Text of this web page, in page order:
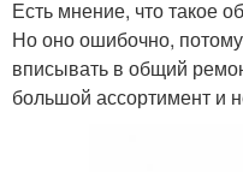
Есть мнение, что такое
Но оно ошибочно, потому
вписывать в общий
большой ассортимент и